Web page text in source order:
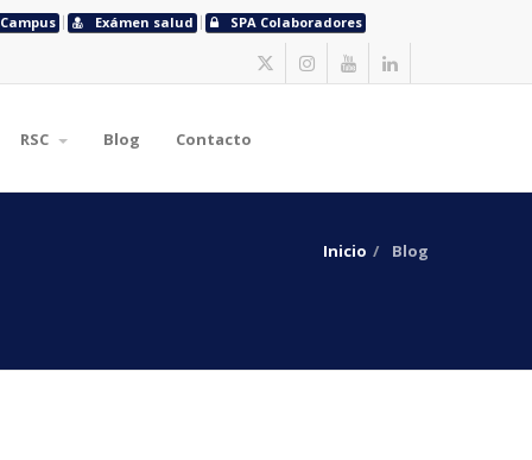
Campus Exámen salud SPA Colaboradores
RSC Blog Contacto
Inicio Blog